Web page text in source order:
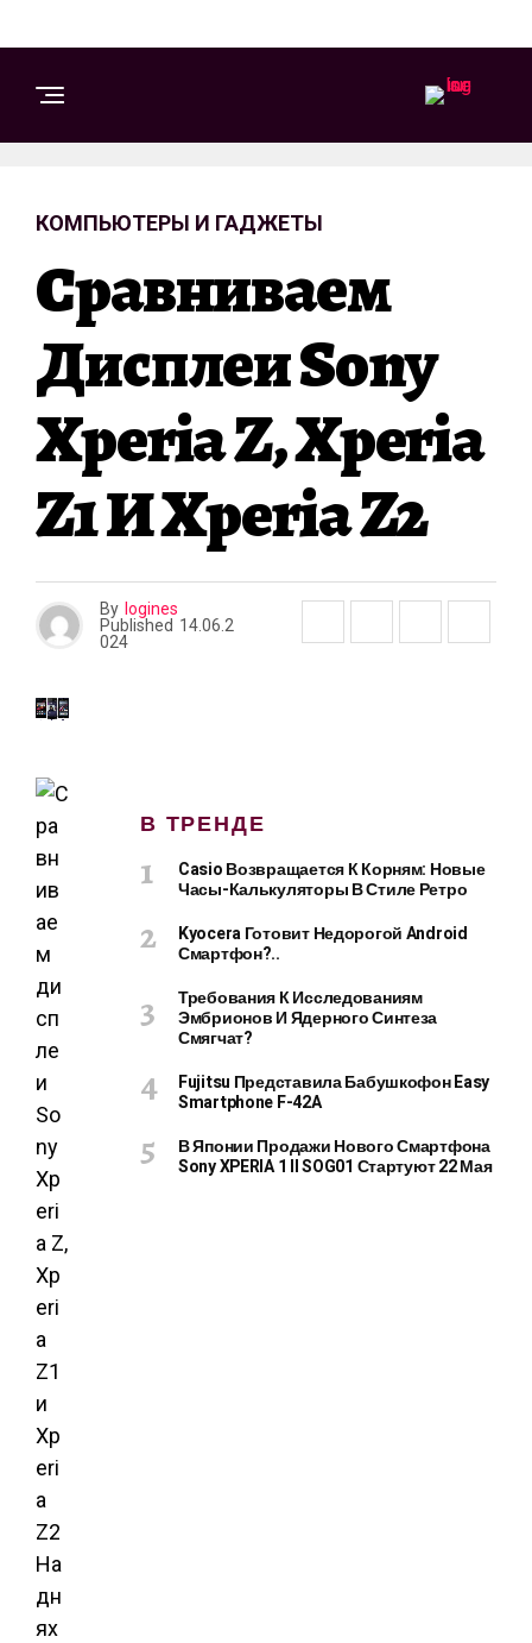
КОМПЬЮТЕРЫ И ГАДЖЕТЫ
Сравниваем
Дисплеи Sony
Xperia Z, Xperia
Z1 И Xperia Z2
By logines
Published 14.06.2
024
На
дн
ях
В ТРЕНДЕ
Casio Возвращается К Корням: Новые
Часы-Калькуляторы В Стиле Ретро
Kyocera Готовит Недорогой Android
Смартфон?..
Требования К Исследованиям
Эмбрионов И Ядерного Синтеза
Смягчат?
Fujitsu Представила Бабушкофон Easy
Smartphone F-42A
В Японии Продажи Нового Смартфона
Sony XPERIA 1 II SOG01 Стартуют 22 Мая